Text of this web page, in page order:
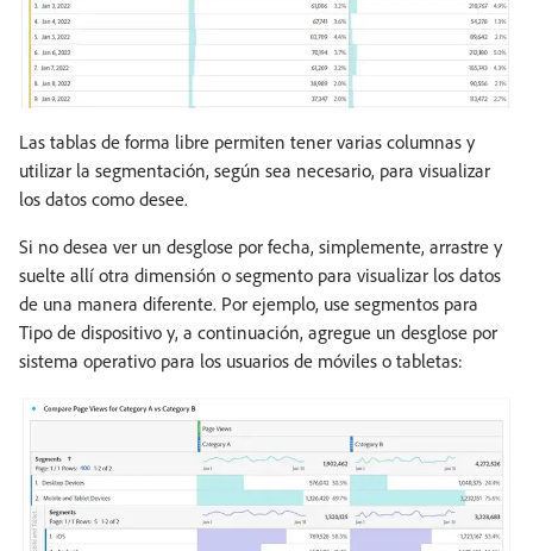
Las tablas de forma libre permiten tener varias columnas y
utilizar la segmentación, según sea necesario, para visualizar
los datos como desee.
Si no desea ver un desglose por fecha, simplemente, arrastre y
suelte allí otra dimensión o segmento para visualizar los datos
de una manera diferente. Por ejemplo, use segmentos para
Tipo de dispositivo y, a continuación, agregue un desglose por
sistema operativo para los usuarios de móviles o tabletas: